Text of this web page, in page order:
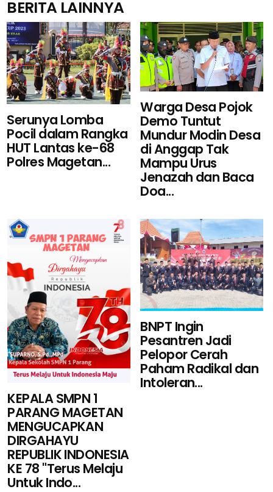
BERITA LAINNYA
Serunya Lomba
Pocil dalam Rangka
HUT Lantas ke-68
Polres Magetan...
Warga Desa Pojok
Demo Tuntut
Mundur Modin Desa
di Anggap Tak
Mampu Urus
Jenazah dan Baca
Doa...
KEPALA SMPN 1
PARANG MAGETAN
MENGUCAPKAN
DIRGAHAYU
REPUBLIK INDONESIA
KE 78 "Terus Melaju
Untuk Indo...
BNPT Ingin
Pesantren Jadi
Pelopor Cerah
Paham Radikal dan
Intoleran...